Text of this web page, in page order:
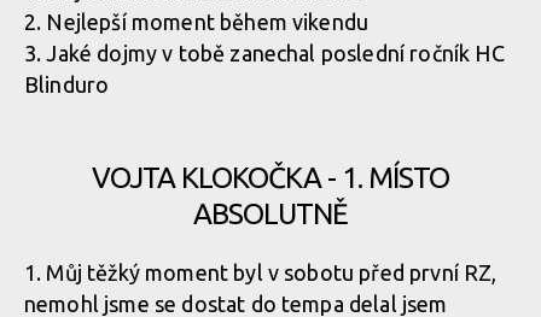
2. Nejlepší moment během vikendu
3. Jaké dojmy v tobě zanechal poslední ročník HC
Blinduro
VOJTA KLOKOČKA - 1. MÍSTO
ABSOLUTNĚ
1. Můj těžký moment byl v sobotu před první RZ,
nemohl jsme se dostat do tempa delal jsem